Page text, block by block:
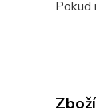
Pokud